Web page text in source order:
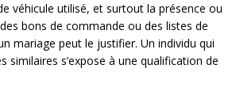
véhicule utilisé, et surtout la présence ou
bons de commande ou des listes de
mariage peut le justifier. Un individu qui
s’expose à une qualification de